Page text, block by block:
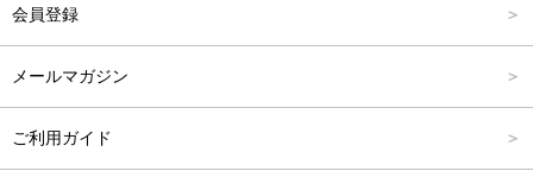
会員登録
メールマガジン
ご利用ガイド